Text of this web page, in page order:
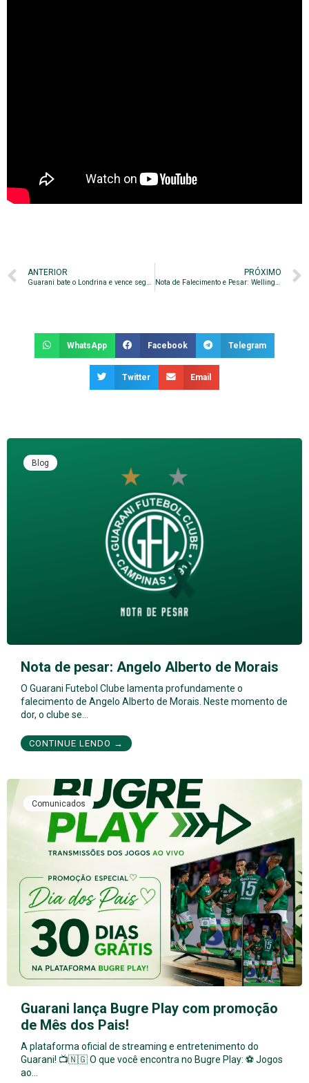
ANTERIOR
Guarani bate o Londrina e vence segunda consecutiva na Série B
PRÓXIMO
Nota de Falecimento e Pesar: Wellington Cruz (Well)
WhatsApp Facebook Telegram
Twitter Email
Blog
Nota de pesar: Angelo Alberto de Morais
O Guarani Futebol Clube lamenta profundamente o
falecimento de Angelo Alberto de Morais. Neste momento de
dor, o clube se…
CONTINUE LENDO →
Comunicados
Guarani lança Bugre Play com promoção
de Mês dos Pais!
A plataforma oficial de streaming e entretenimento do
Guarani! 📺🇳🇬 O que você encontra no Bugre Play: ⚽ Jogos
ao…